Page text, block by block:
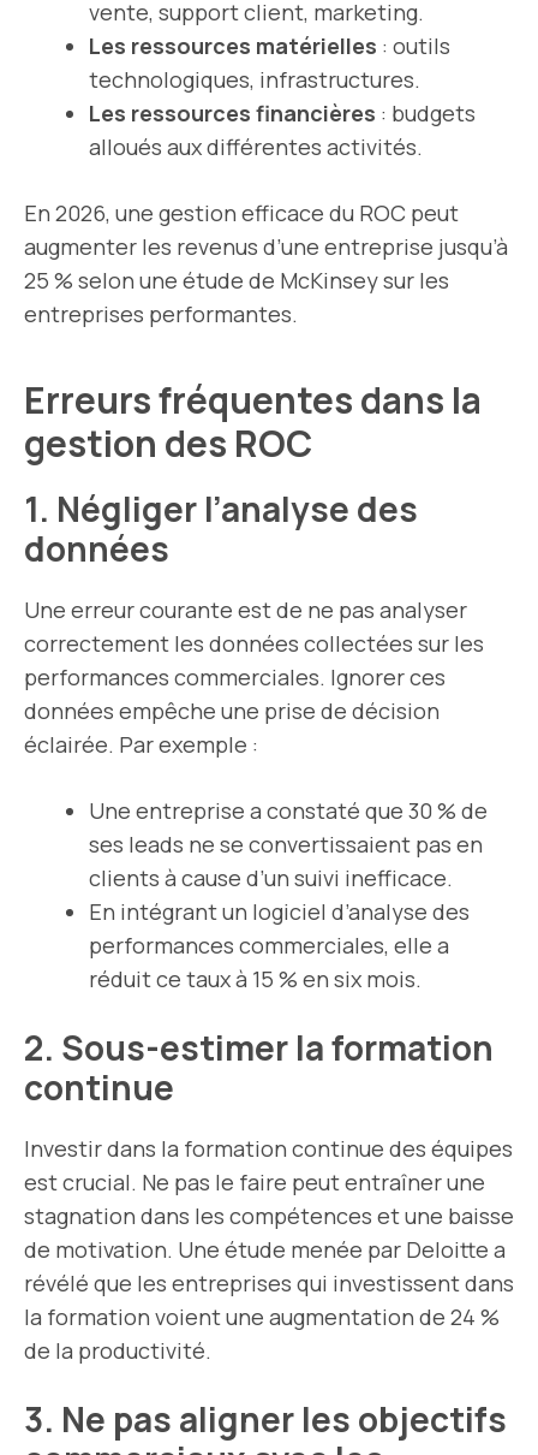
vente, support client, marketing.
Les ressources matérielles : outils
technologiques, infrastructures.
Les ressources financières : budgets
alloués aux différentes activités.
En 2026, une gestion efficace du ROC peut
augmenter les revenus d’une entreprise jusqu’à
25 % selon une étude de McKinsey sur les
entreprises performantes.
Erreurs fréquentes dans la
gestion des ROC
1. Négliger l’analyse des
données
Une erreur courante est de ne pas analyser
correctement les données collectées sur les
performances commerciales. Ignorer ces
données empêche une prise de décision
éclairée. Par exemple :
Une entreprise a constaté que 30 % de
ses leads ne se convertissaient pas en
clients à cause d’un suivi inefficace.
En intégrant un logiciel d’analyse des
performances commerciales, elle a
réduit ce taux à 15 % en six mois.
2. Sous-estimer la formation
continue
Investir dans la formation continue des équipes
est crucial. Ne pas le faire peut entraîner une
stagnation dans les compétences et une baisse
de motivation. Une étude menée par Deloitte a
révélé que les entreprises qui investissent dans
la formation voient une augmentation de 24 %
de la productivité.
3. Ne pas aligner les objectifs